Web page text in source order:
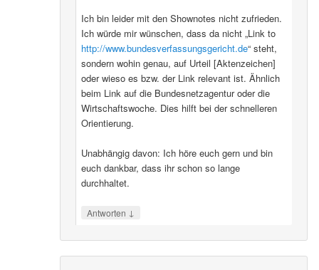
Ich bin leider mit den Shownotes nicht zufrieden.
Ich würde mir wünschen, dass da nicht „Link to
http://www.bundesverfassungsgericht.de“ steht,
sondern wohin genau, auf Urteil [Aktenzeichen]
oder wieso es bzw. der Link relevant ist. Ähnlich
beim Link auf die Bundesnetzagentur oder die
Wirtschaftswoche. Dies hilft bei der schnelleren
Orientierung.
Unabhängig davon: Ich höre euch gern und bin
euch dankbar, dass ihr schon so lange
durchhaltet.
Antworten ↓